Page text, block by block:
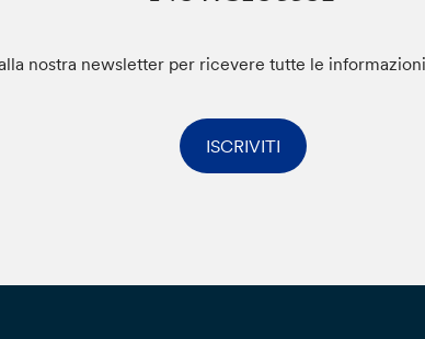
nostra newsletter per ricevere tutte le
ISCRIVITI